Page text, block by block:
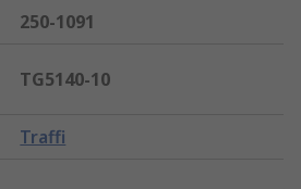
250-1091
TG5140-10
Traffi